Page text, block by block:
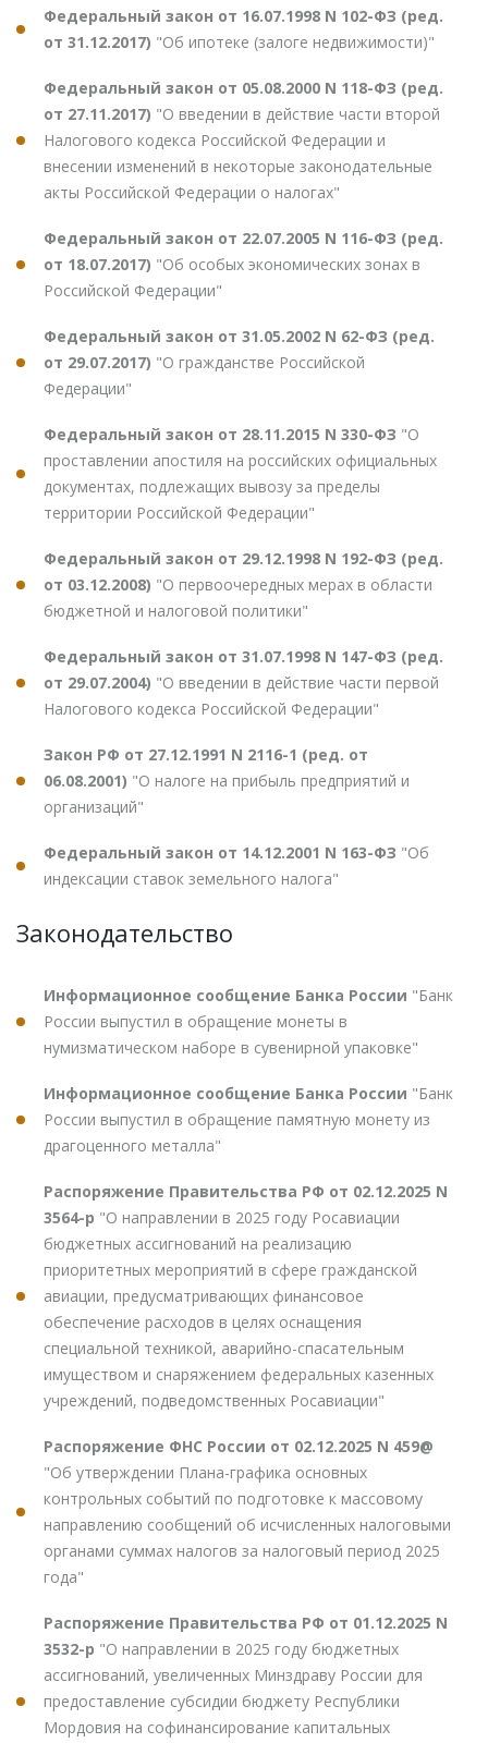
Федеральный закон от 16.07.1998 N 102-ФЗ (ред.
от 31.12.2017) "Об ипотеке (залоге недвижимости)"
Федеральный закон от 05.08.2000 N 118-ФЗ (ред.
от 27.11.2017) "О введении в действие части второй
Налогового кодекса Российской Федерации и
внесении изменений в некоторые законодательные
акты Российской Федерации о налогах"
Федеральный закон от 22.07.2005 N 116-ФЗ (ред.
от 18.07.2017) "Об особых экономических зонах в
Российской Федерации"
Федеральный закон от 31.05.2002 N 62-ФЗ (ред.
от 29.07.2017) "О гражданстве Российской
Федерации"
Федеральный закон от 28.11.2015 N 330-ФЗ "О
проставлении апостиля на российских официальных
документах, подлежащих вывозу за пределы
территории Российской Федерации"
Федеральный закон от 29.12.1998 N 192-ФЗ (ред.
от 03.12.2008) "О первоочередных мерах в области
бюджетной и налоговой политики"
Федеральный закон от 31.07.1998 N 147-ФЗ (ред.
от 29.07.2004) "О введении в действие части первой
Налогового кодекса Российской Федерации"
Закон РФ от 27.12.1991 N 2116-1 (ред. от
06.08.2001) "О налоге на прибыль предприятий и
организаций"
Федеральный закон от 14.12.2001 N 163-ФЗ "Об
индексации ставок земельного налога"
Законодательство
Информационное сообщение Банка России "Банк
России выпустил в обращение монеты в
нумизматическом наборе в сувенирной упаковке"
Информационное сообщение Банка России "Банк
России выпустил в обращение памятную монету из
драгоценного металла"
Распоряжение Правительства РФ от 02.12.2025 N
3564-р "О направлении в 2025 году Росавиации
бюджетных ассигнований на реализацию
приоритетных мероприятий в сфере гражданской
авиации, предусматривающих финансовое
обеспечение расходов в целях оснащения
специальной техникой, аварийно-спасательным
имуществом и снаряжением федеральных казенных
учреждений, подведомственных Росавиации"
Распоряжение ФНС России от 02.12.2025 N 459@
"Об утверждении Плана-графика основных
контрольных событий по подготовке к массовому
направлению сообщений об исчисленных налоговыми
органами суммах налогов за налоговый период 2025
года"
Распоряжение Правительства РФ от 01.12.2025 N
3532-р "О направлении в 2025 году бюджетных
ассигнований, увеличенных Минздраву России для
предоставление субсидии бюджету Республики
Мордовия на софинансирование капитальных